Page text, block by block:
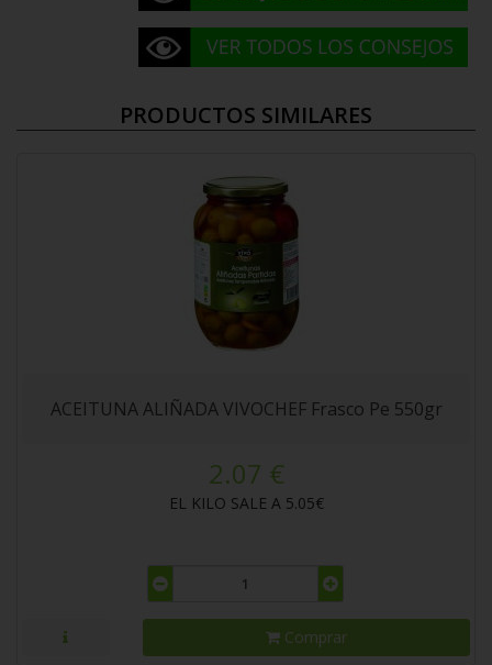
PRODUCTOS SIMILARES
ACEITUNA ALIÑADA VIVOCHEF Frasco Pe 550gr
2.07 €
EL KILO SALE A 5.05€
Comprar